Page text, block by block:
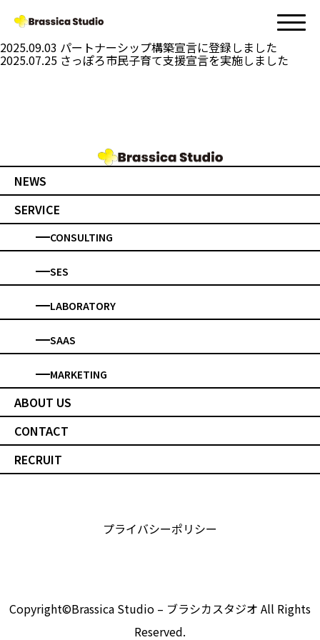
タグ:働き方改革
さっぽろレインボープライドに協賛しました
2025.09.03 パートナーシップ構築宣言に登録しました
2025.07.25 さっぽろ市民子育て支援宣言を実施しました
NEWS
SERVICE
CONSULTING
SES
LABORATORY
SAAS
MARKETING
ABOUT US
CONTACT
RECRUIT
プライバシーポリシー
Copyright©Brassica Studio – ブラシカスタジオ All Rights
Reserved.